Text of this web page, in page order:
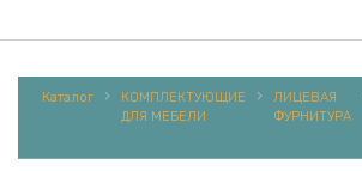
Каталог
КОМПЛЕКТУЮЩИЕ
ДЛЯ МЕБЕЛИ
ЛИЦЕВАЯ
ФУРНИТУРА